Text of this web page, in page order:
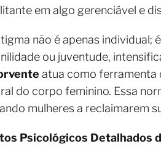
em algo gerenciável e
não é apenas
ou juventude,
atua como ferramenta
do corpo feminino. Essa
mulheres a reclaimarem
Psicológicos Detalhados